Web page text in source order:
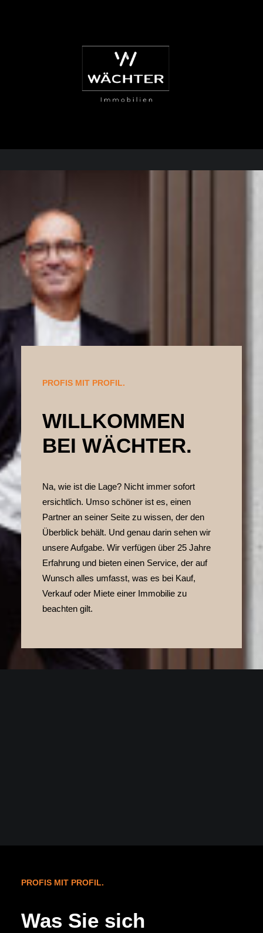
PROFIS MIT PROFIL.
WILLKOMMEN
BEI WÄCHTER.
Na, wie ist die Lage? Nicht immer sofort
ersichtlich. Umso schöner ist es, einen
Partner an seiner Seite zu wissen, der den
Überblick behält. Und genau darin sehen wir
unsere Aufgabe. Wir verfügen über 25 Jahre
Erfahrung und bieten einen Service, der auf
Wunsch alles umfasst, was es bei Kauf,
Verkauf oder Miete einer Immobilie zu
beachten gilt.
PROFIS MIT PROFIL.
Was Sie sich